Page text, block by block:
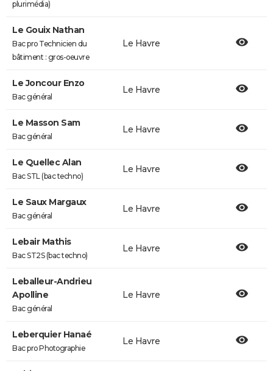
plurimédia)
Le Gouix Nathan
Bac pro Technicien du
bâtiment : gros-oeuvre
Le Havre
Le Joncour Enzo
Bac général
Le Havre
Le Masson Sam
Bac général
Le Havre
Le Quellec Alan
Bac STL (bac techno)
Le Havre
Le Saux Margaux
Bac général
Le Havre
Lebair Mathis
Bac ST2S (bac techno)
Le Havre
Leballeur-Andrieu
Apolline
Bac général
Le Havre
Leberquier Hanaé
Bac pro Photographie
Le Havre